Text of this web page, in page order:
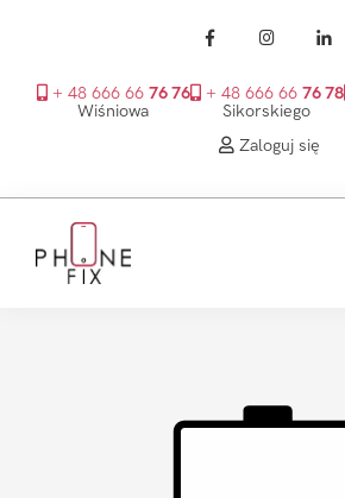
+ 48 666 66 76 76
Wiśniowa
+ 48 666 66 76 78
Sikorskiego
Zaloguj się
głównego